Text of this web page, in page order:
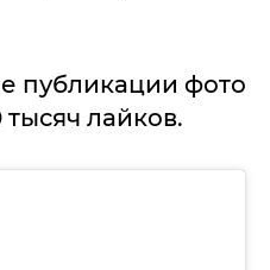
публикации фото
лайков.